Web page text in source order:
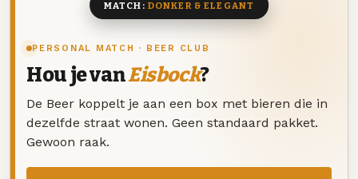
PERSONAL MATCH · BEER CLUB
Hou je vanEisbock?
De Beer koppelt je aan een box met bieren die in
dezelfde straat wonen. Geen standaard pakket.
Gewoon raak.
MATCH: DONKER & ELEGANT